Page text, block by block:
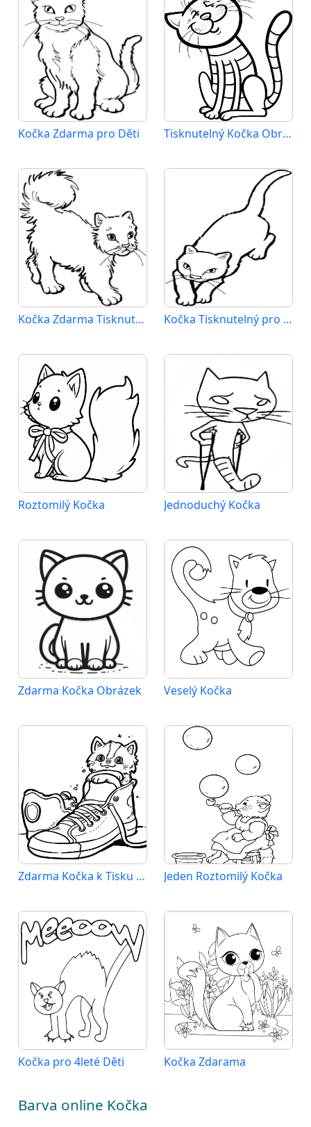
Kočka Zdarma pro Děti Tisknutelný Kočka Obrázek pro Děti
Kočka Zdarma Tisknutelný Kočka Tisknutelný pro Děti
Roztomilý Kočka Jednoduchý Kočka
Zdarma Kočka Obrázek Veselý Kočka
Zdarma Kočka k Tisku pro Děti Jeden Roztomilý Kočka
Kočka pro 4leté Děti Kočka Zdarama
Barva online Kočka